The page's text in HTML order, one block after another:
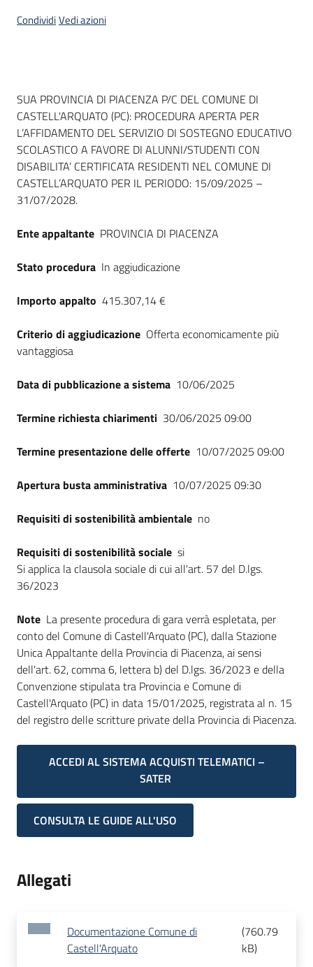
CondividiVedi azioni
Dati del bando
SUA PROVINCIA DI PIACENZA P/C DEL COMUNE DI
CASTELL'ARQUATO (PC): PROCEDURA APERTA PER
L’AFFIDAMENTO DEL SERVIZIO DI SOSTEGNO EDUCATIVO
SCOLASTICO A FAVORE DI ALUNNI/STUDENTI CON
DISABILITA’ CERTIFICATA RESIDENTI NEL COMUNE DI
CASTELL’ARQUATO PER IL PERIODO: 15/09/2025 –
31/07/2028.
Ente appaltante PROVINCIA DI PIACENZA
Stato procedura In aggiudicazione
Importo appalto 415.307,14 €
Criterio di aggiudicazione Offerta economicamente più
vantaggiosa
Data di pubblicazione a sistema 10/06/2025
Termine richiesta chiarimenti 30/06/2025 09:00
Termine presentazione delle offerte 10/07/2025 09:00
Apertura busta amministrativa 10/07/2025 09:30
Requisiti di sostenibilità ambientale no
Requisiti di sostenibilità sociale si
Si applica la clausola sociale di cui all'art. 57 del D.lgs.
36/2023
Note La presente procedura di gara verrà espletata, per
conto del Comune di Castell'Arquato (PC), dalla Stazione
Unica Appaltante della Provincia di Piacenza, ai sensi
dell'art. 62, comma 6, lettera b) del D.lgs. 36/2023 e della
Convenzione stipulata tra Provincia e Comune di
Castell'Arquato (PC) in data 15/01/2025, registrata al n. 15
del registro delle scritture private della Provincia di Piacenza.
ACCEDI AL SISTEMA ACQUISTI TELEMATICI –
SATER
CONSULTA LE GUIDE ALL'USO
Allegati
Documentazione Comune di
Castell'Arquato
(760.79
kB)